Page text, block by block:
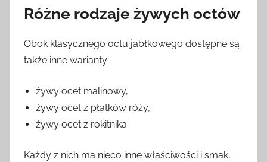
Różne rodzaje żywych octów
Obok klasycznego octu jabłkowego dostępne są
także inne warianty:
żywy ocet malinowy,
żywy ocet z płatków róży,
żywy ocet z rokitnika.
Każdy z nich ma nieco inne właściwości i smak,